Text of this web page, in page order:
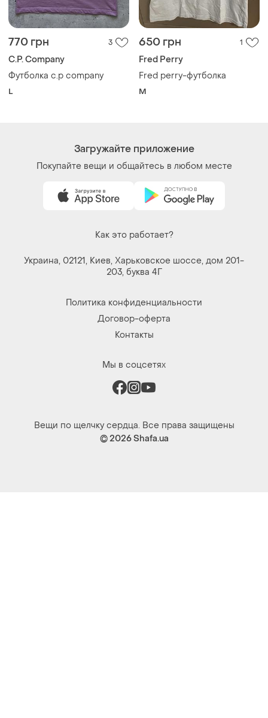
770 грн 3
C.P. Company
Футболка c.p company
L
650 грн 1
Fred Perry
Fred perry-футболка
M
Загружайте приложение
Покупайте вещи и общайтесь в любом месте
Как это работает?
Украина, 02121, Киев, Харьковское шоссе, дом 201-
203, буква 4Г
Политика конфиденциальности
Договор-оферта
Контакты
Мы в соцсетях
Вещи по щелчку сердца. Все права защищены
© 2026Shafa.ua